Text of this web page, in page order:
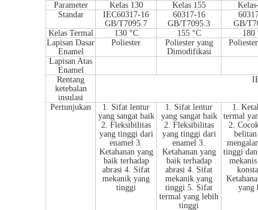
Parameter Kelas 130 Kelas 155
Standar
IEC60317-16
GB/T7095.7
60317-16
GB/T7095.3
GB/
Kelas Termal 130 °C 155 °C 180
Lapisan Dasar
Enamel
Poliester
Poliester yang
Dimodifikasi
Lapisan Atas
Enamel
Rentang
ketebalan
insulasi
Pertunjukan
1. Sifat lentur
yang sangat baik
2. Fleksibilitas
yang tinggi dari
enamel 3.
Ketahanan yang
baik terhadap
abrasi 4. Sifat
mekanik yang
tinggi
1. Sifat lentur
yang sangat baik
2. Fleksibilitas
yang tinggi dari
enamel 3.
Ketahanan yang
baik terhadap
abrasi 4. Sifat
mekanik yang
tinggi 5. Sifat
termal yang lebih
tinggi
1.
termal
2.
tinggi
mekanis
yang